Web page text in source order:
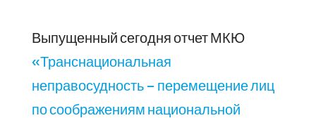
Выпущенный сегодня отчет МКЮ
«Транснациональная
неправосудность – перемещение лиц
по соображениям национальной